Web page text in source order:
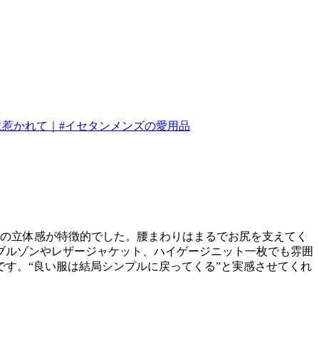
体感が特徴的でした。腰まわりはまるでお尻を支えてく
ゾンやレザージャケット、ハイゲージニット一枚でも雰囲
。“良い服は結局シンプルに戻ってくる”と実感させてくれ